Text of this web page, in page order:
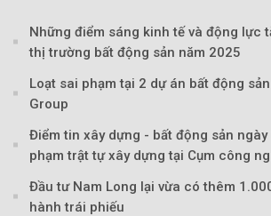
Những điểm sáng kinh tế và động lực
thị trường bất động sản năm 2025
Loạt sai phạm tại 2 dự án bất động
Group
Điểm tin xây dựng - bất động sản
phạm trật tự xây dựng tại Cụm công
Đầu tư Nam Long lại vừa có thêm
hành trái phiếu